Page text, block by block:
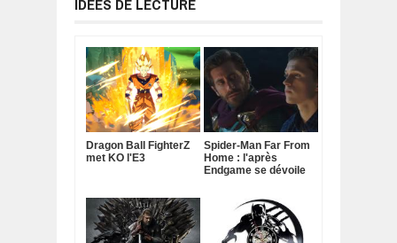
Dragon Ball FighterZ
met KO l'E3
Spider-Man Far From
Home : l'après
Endgame se dévoile